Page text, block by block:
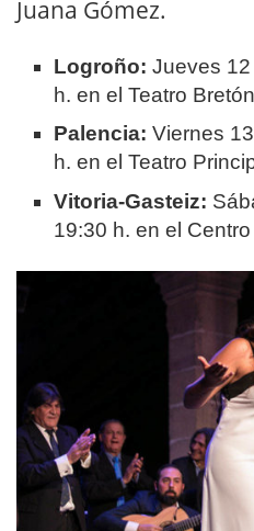
Juana Gómez.
Logroño: Jueves
h. en el Teatro
Palencia: Viernes
h. en el Teatro
Vitoria-Gasteiz:
19:30 h. en el